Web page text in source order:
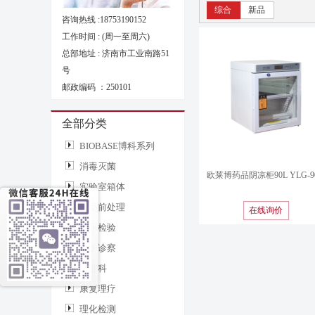
咨询热线 :18753190152
工作时间 : (周一至周六)
总部地址 : 济南市工业南路51
号
邮政编码 ：250101
全部分类
BIOBASE博科系列
消毒灭菌
实验室箱体
样品前处理
临床检验
监护诊察
病理科
康复理疗
理化检测
综合 新品
欧莱博药品阴凉柜90L YLG-
在线询价